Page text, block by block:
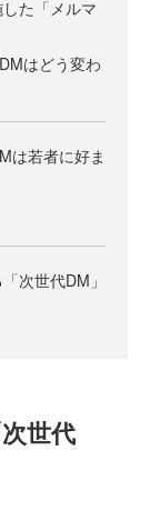
た「メルマ
はどう変わ
は若者に好ま
次世代DM」
世代